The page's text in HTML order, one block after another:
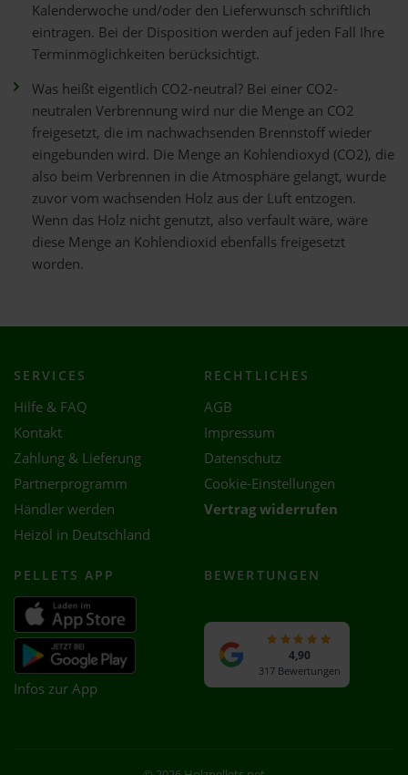
Kalenderwoche und/oder den Lieferwunsch schriftlich
eintragen. Bei der Disposition werden auf jeden Fall Ihre
Terminmöglichkeiten berücksichtigt.
Was heißt eigentlich CO2-neutral? Bei einer CO2-
neutralen Verbrennung wird nur die Menge an CO2
freigesetzt, die im nachwachsenden Brennstoff wieder
eingebunden wird. Die Menge an Kohlendioxyd (CO2), die
also beim Verbrennen in die Atmosphäre gelangt, wurde
zuvor vom wachsenden Holz aus der Luft entzogen.
Wenn das Holz nicht genutzt, also verfault wäre, wäre
diese Menge an Kohlendioxid ebenfalls freigesetzt
worden.
SERVICES
Hilfe & FAQ
Kontakt
Zahlung & Lieferung
Partnerprogramm
Händler werden
Heizöl in Deutschland
RECHTLICHES
AGB
Impressum
Datenschutz
Cookie-Einstellungen
Vertrag widerrufen
PELLETS APP
Infos zur App
BEWERTUNGEN
4,90
317 Bewertungen